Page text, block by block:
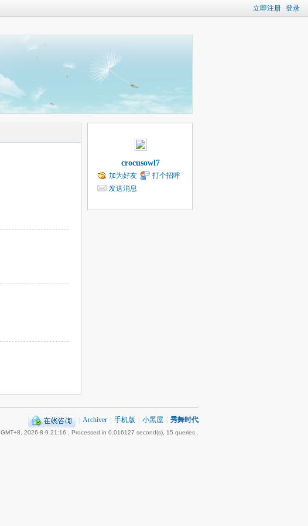
立即注册 登录
crocusowl7
加为好友
打个招呼
发送消息
Archiver 手机版 小黑屋 秀舞时代
GMT+8, 2026-8-9 21:16 , Processed in 0.016127 second(s), 15 queries .